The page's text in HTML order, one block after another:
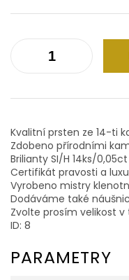
Kvalitní prsten ze 14-ti
Zdobeno přírodními
Brilianty SI/H 14ks/
Certifikát pravosti a
Vyrobeno mistry
Dodáváme také
Zvolte prosím velikost v
ID: 8
PARAMETRY